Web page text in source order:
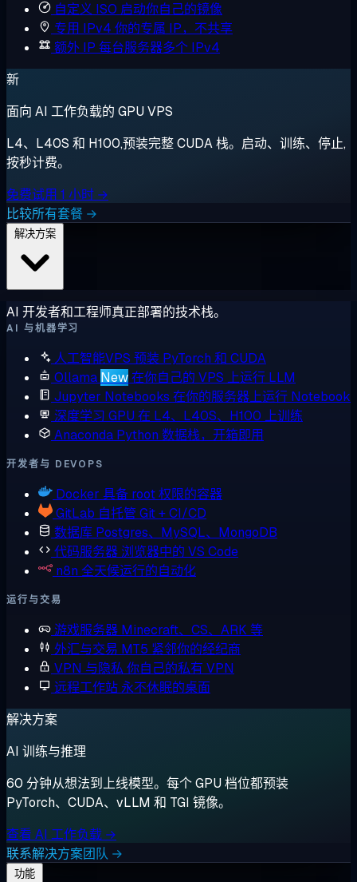
自定义 ISO 启动你自己的镜像
专用 IPv4 你的专属 IP，不共享
额外 IP 每台服务器多个 IPv4
新
面向 AI 工作负载的 GPU VPS
L4、L40S 和 H100,预装完整 CUDA 栈。启动、训练、停止,
按秒计费。
免费试用 1 小时 →
比较所有套餐 →
AI 开发者和工程师真正部署的技术栈。
AI 与机器学习
人工智能VPS 预装 PyTorch 和 CUDA
Ollama New在你自己的 VPS 上运行 LLM
Jupyter Notebooks 在你的服务器上运行 Notebook
深度学习 GPU 在 L4、L40S、H100 上训练
Anaconda Python 数据栈，开箱即用
开发者与 DEVOPS
Docker 具备 root 权限的容器
GitLab 自托管 Git + CI/CD
数据库 Postgres、MySQL、MongoDB
代码服务器 浏览器中的 VS Code
n8n 全天候运行的自动化
运行与交易
游戏服务器 Minecraft、CS、ARK 等
外汇与交易 MT5 紧邻你的经纪商
VPN 与隐私 你自己的私有 VPN
远程工作站 永不休眠的桌面
解决方案
AI 训练与推理
60 分钟从想法到上线模型。每个 GPU 档位都预装
PyTorch、CUDA、vLLM 和 TGI 镜像。
查看 AI 工作负载 →
联系解决方案团队 →